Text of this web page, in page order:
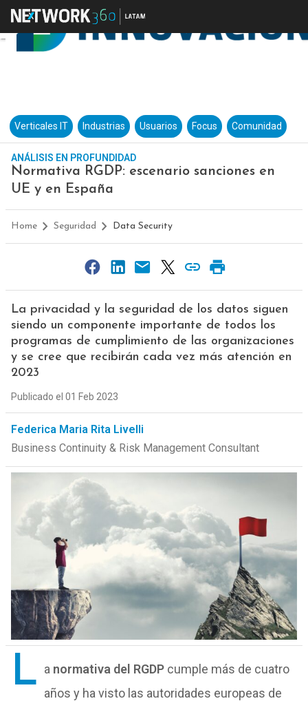
Verticales IT Industrias Usuarios Focus Comunidad
ANÁLISIS EN PROFUNDIDAD
Normativa RGDP: escenario sanciones en
UE y en España
Home Seguridad Data Security
La privacidad y la seguridad de los datos siguen
siendo un componente importante de todos los
programas de cumplimiento de las organizaciones
y se cree que recibirán cada vez más atención en
2023
Publicado el 01 Feb 2023
Federica Maria Rita Livelli
Business Continuity & Risk Management Consultant
L a normativa del RGDPcumple más de cuatro
años y ha visto las autoridades europeas de